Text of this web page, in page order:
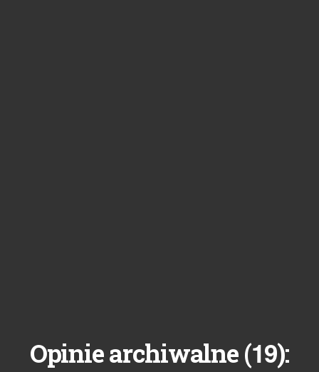
Opinie archiwalne (19):